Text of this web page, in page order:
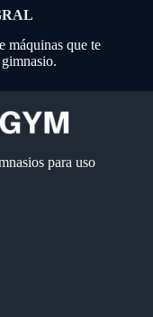
máquinas que te
para uso